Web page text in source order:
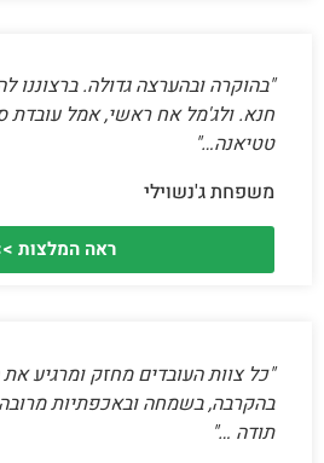
"בהוקרה ובהערצה גדולה. ברצוננו
חנא. ולג'מל אח ראשי, אמל עובדת
טטיאנה…"
משפחת ג'נשוילי
ראה המלצות
"כל צוות העובדים מחזק ומרגיע את
בהקרבה, בשמחה ובאכפתיות
תודה …"